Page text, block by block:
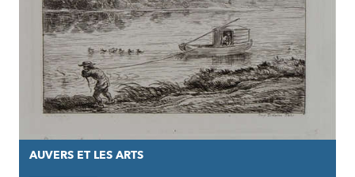
AUVERS ET LES ARTS